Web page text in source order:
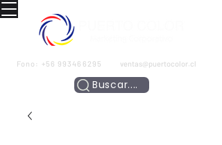
Fono: +56 993466295 ventas@puertocolor.cl
Buscar....